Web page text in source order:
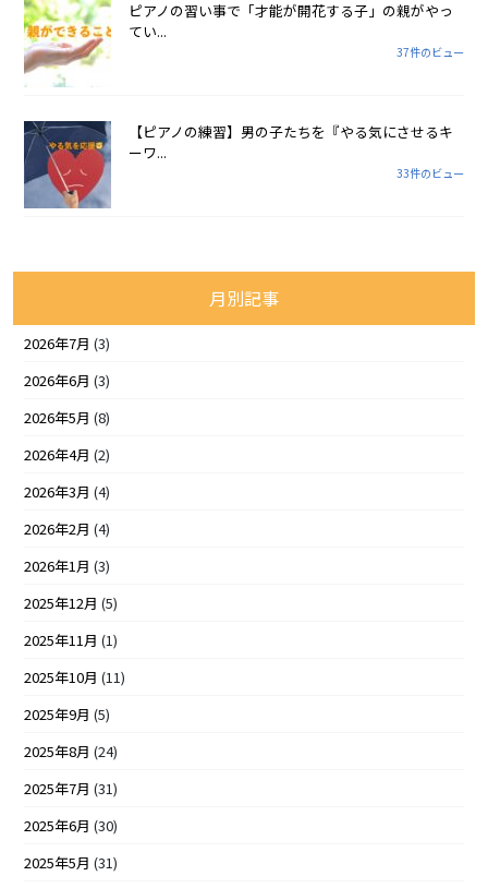
ピアノの習い事で「才能が開花する子」の親がやっ
てい...
37件のビュー
【ピアノの練習】男の子たちを『やる気にさせるキ
ーワ...
33件のビュー
月別記事
2026年7月 (3)
2026年6月 (3)
2026年5月 (8)
2026年4月 (2)
2026年3月 (4)
2026年2月 (4)
2026年1月 (3)
2025年12月 (5)
2025年11月 (1)
2025年10月 (11)
2025年9月 (5)
2025年8月 (24)
2025年7月 (31)
2025年6月 (30)
2025年5月 (31)